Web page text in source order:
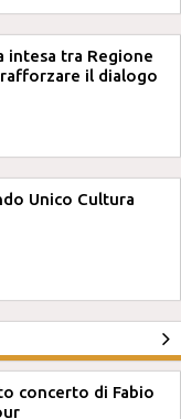
intesa tra Regione
il dialogo
Unico Cultura
concerto di Fabio